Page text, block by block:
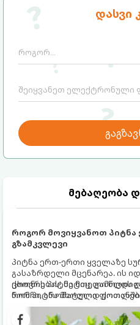
დასვი
მებაღეობა
როგორ მოვიყვანოთ
გზამკვლევი
პიტნა ერთ-ერთი ყველაზე
გასაზრდელი მცენარეა. ის
ცხოვრებას, მეტიც,
რომ პიტნა მხოლოდ
გრუნტში (ბაღში) დარგვისას
სწრაფად ვრცელდება და
ქოთნის პიტნა მთელი წლის
ნორჩი, არომატული
კერძებისთვის.
როგორ